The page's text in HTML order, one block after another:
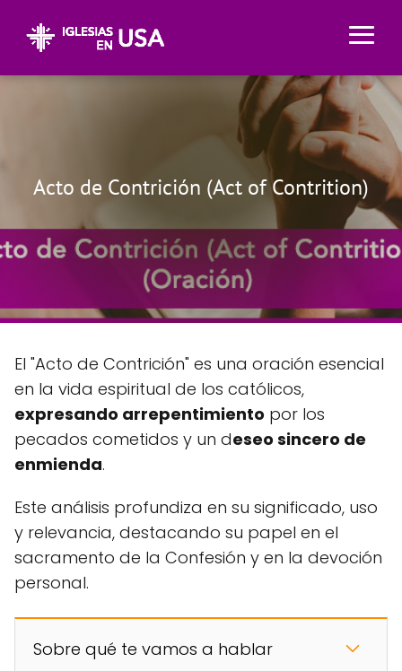
Acto de Contrición (Act of Contrition)
El "Acto de Contrición" es una oración esencial
en la vida espiritual de los católicos,
expresando arrepentimiento por los
pecados cometidos y un deseo sincero de
enmienda.
Este análisis profundiza en su significado, uso
y relevancia, destacando su papel en el
sacramento de la Confesión y en la devoción
personal.
Sobre qué te vamos a hablar